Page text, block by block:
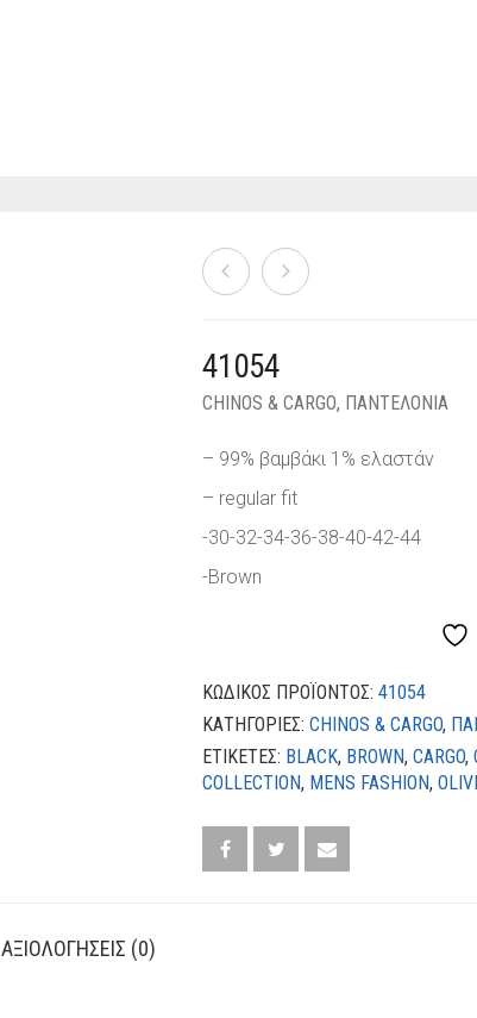
41054
CHINOS & CARGO, ΠΑΝΤΕΛΟΝΙΑ
– 99% βαμβάκι 1% ελαστάν
– regular fit
-30-32-34-36-38-40-42-44
-Brown
ΚΩΔΙΚΌΣ ΠΡΟΪΌΝΤΟΣ: 41054
ΚΑΤΗΓΟΡΊΕΣ: CHINOS & CARGO,
ΕΤΙΚΈΤΕΣ: BLACK, BROWN, CARGO,
COLLECTION, MENS FASHION,
ΑΞΙΟΛΟΓΉΣΕΙΣ (0)